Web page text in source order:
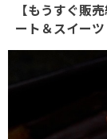
【もうすぐ販
ート＆スイーツ